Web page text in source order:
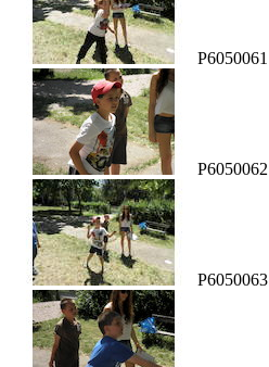
P6050061
P6050062
P6050063